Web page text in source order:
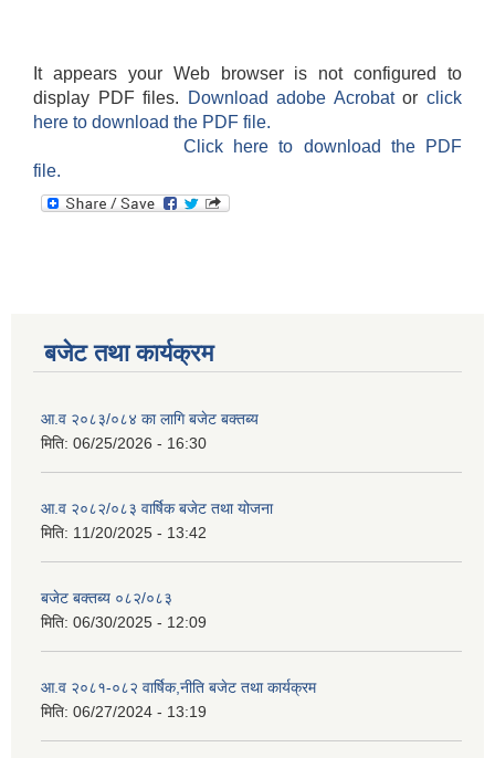
It appears your Web browser is not configured to
display PDF files.
Download adobe Acrobatorclick
here to download the PDF file.
Click here to download the PDF
file.
बजेट तथा कार्यक्रम
आ.व २०८३/०८४ का लागि बजेट बक्तब्य
मिति: 06/25/2026 - 16:30
आ.व २०८२/०८३ वार्षिक बजेट तथा योजना
मिति: 11/20/2025 - 13:42
बजेट बक्तब्य ०८२/०८३
मिति: 06/30/2025 - 12:09
आ.व २०८१-०८२ वार्षिक,नीति बजेट तथा कार्यक्रम
मिति: 06/27/2024 - 13:19